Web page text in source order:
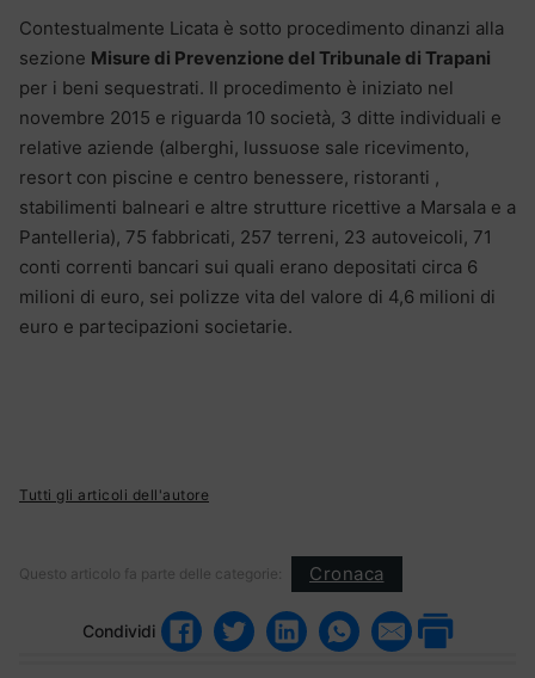
Contestualmente Licata è sotto procedimento dinanzi alla
sezione Misure di Prevenzione del Tribunale di Trapani
per i beni sequestrati. Il procedimento è iniziato nel
novembre 2015 e riguarda 10 società, 3 ditte individuali e
relative aziende (alberghi, lussuose sale ricevimento,
resort con piscine e centro benessere, ristoranti ,
stabilimenti balneari e altre strutture ricettive a Marsala e a
Pantelleria), 75 fabbricati, 257 terreni, 23 autoveicoli, 71
conti correnti bancari sui quali erano depositati circa 6
milioni di euro, sei polizze vita del valore di 4,6 milioni di
euro e partecipazioni societarie.
Tutti gli articoli dell'autore
Questo articolo fa parte delle categorie: Cronaca
Condividi